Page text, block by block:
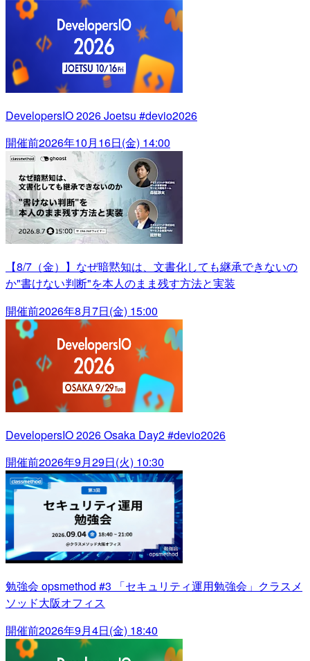
DevelopersIO 2026 Joetsu #devio2026
開催前2026年10月16日(金) 14:00
【8/7（金）】なぜ暗黙知は、文書化しても継承できないの
か"書けない判断"を本人のまま残す方法と実装
開催前2026年8月7日(金) 15:00
DevelopersIO 2026 Osaka Day2 #devio2026
開催前2026年9月29日(火) 10:30
勉強会 opsmethod #3 「セキュリティ運用勉強会」クラスメ
ソッド大阪オフィス
開催前2026年9月4日(金) 18:40